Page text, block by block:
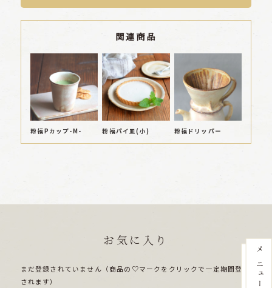
関連商品
粉福Pカップ-M- 粉福パイ皿(小) 粉福ドリッパー
お気に入り
まだ登録されていません（商品の♡マークをクリックで一定期間登録
されます）